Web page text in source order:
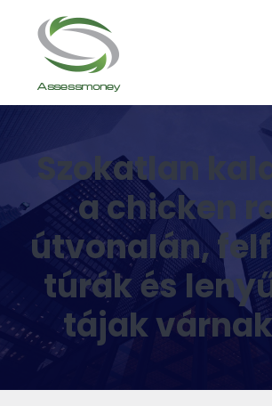
Szokatlan
a chicken
útvonalán,
túrák és
tájak